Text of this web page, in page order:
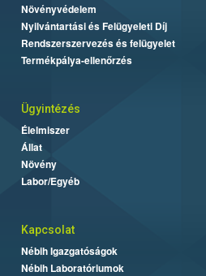
Növényvédelem
Nyilvántartási és Felügyeleti Díj
Rendszerszervezés és felügyelet
Termékpálya-ellenőrzés
Ügyintézés
Élelmiszer
Állat
Növény
Labor/Egyéb
Kapcsolat
Nébih Igazgatóságok
Nébih Laboratóriumok